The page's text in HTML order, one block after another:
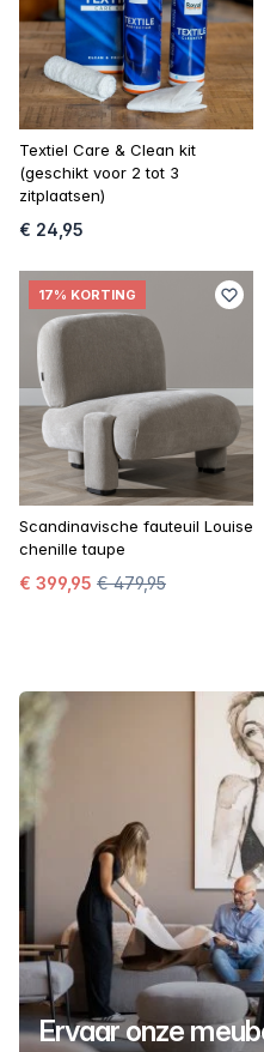
Textiel Care & Clean kit
(geschikt voor 2 tot 3
zitplaatsen)
€ 24,95
17% KORTING
Scandinavische fauteuil Louise
chenille taupe
€ 399,95 € 479,95
Ervaar onze